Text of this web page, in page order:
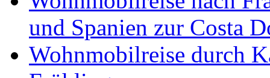
und Spanien zur Costa
Wohnmobilreise durch